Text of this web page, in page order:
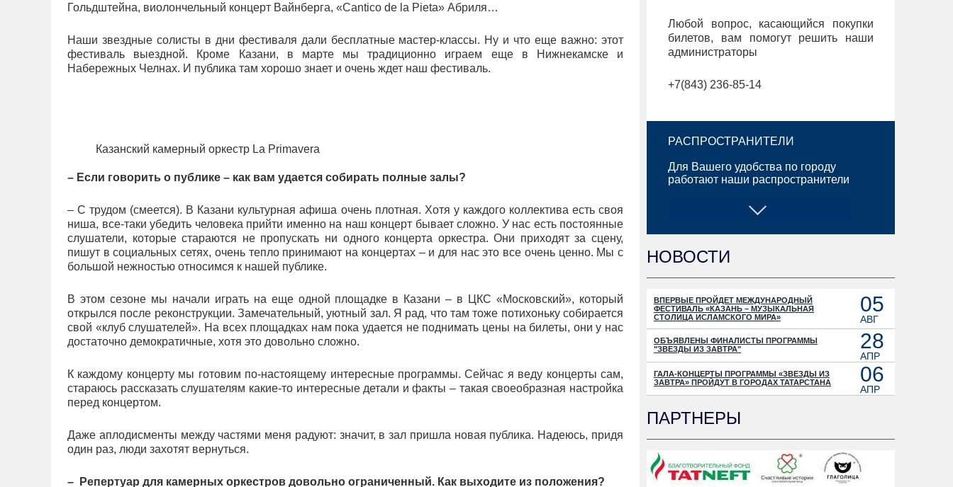
Гольдштейна, виолончельный концерт Вайнберга, «Cantico de la Pieta» Абриля…
Наши звездные солисты в дни фестиваля дали бесплатные мастер-классы. Ну и что еще важно: этот
фестиваль выездной. Кроме Казани, в марте мы традиционно играем еще в Нижнекамске и
Набережных Челнах. И публика там хорошо знает и очень ждет наш фестиваль.
Казанский камерный оркестр La Primavera
– Если говорить о публике – как вам удается собирать полные залы?
– С трудом (смеется). В Казани культурная афиша очень плотная. Хотя у каждого коллектива есть своя
ниша, все-таки убедить человека прийти именно на наш концерт бывает сложно. У нас есть постоянные
слушатели, которые стараются не пропускать ни одного концерта оркестра. Они приходят за сцену,
пишут в социальных сетях, очень тепло принимают на концертах – и для нас это все очень ценно. Мы с
большой нежностью относимся к нашей публике.
В этом сезоне мы начали играть на еще одной площадке в Казани – в ЦКС «Московский», который
открылся после реконструкции. Замечательный, уютный зал. Я рад, что там тоже потихоньку собирается
свой «клуб слушателей». На всех площадках нам пока удается не поднимать цены на билеты, они у нас
достаточно демократичные, хотя это довольно сложно.
К каждому концерту мы готовим по-настоящему интересные программы. Сейчас я веду концерты сам,
стараюсь рассказать слушателям какие-то интересные детали и факты – такая своеобразная настройка
перед концертом.
Даже аплодисменты между частями меня радуют: значит, в зал пришла новая публика. Надеюсь, придя
один раз, люди захотят вернуться.
– Репертуар для камерных оркестров довольно ограниченный. Как выходите из положения?
Любой вопрос, касающийся покупки
билетов, вам помогут решить наши
администраторы
+7(843) 236-85-14
РАСПРОСТРАНИТЕЛИ
Для Вашего удобства по городу
работают наши распространители
НОВОСТИ
ВПЕРВЫЕ ПРОЙДЕТ МЕЖДУНАРОДНЫЙ
ФЕСТИВАЛЬ «КАЗАНЬ – МУЗЫКАЛЬНАЯ
СТОЛИЦА ИСЛАМСКОГО МИРА»
05
АВГ
ОБЪЯВЛЕНЫ ФИНАЛИСТЫ ПРОГРАММЫ
"ЗВЕЗДЫ ИЗ ЗАВТРА"
28
АПР
ГАЛА-КОНЦЕРТЫ ПРОГРАММЫ «ЗВЕЗДЫ ИЗ
ЗАВТРА» ПРОЙДУТ В ГОРОДАХ ТАТАРСТАНА
06
АПР
ПАРТНЕРЫ